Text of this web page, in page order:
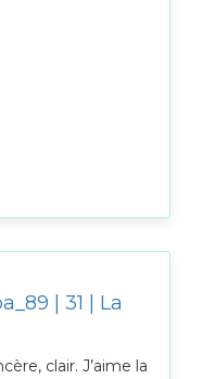
| 31 | La
clair. J’aime la